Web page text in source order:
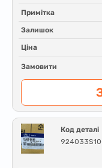
Примітка
Залишок
Ціна
Замовити
Код деталі